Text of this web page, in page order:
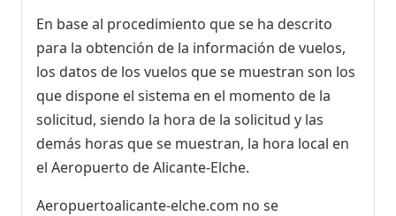
En base al procedimiento que se ha descrito
para la obtención de la información de vuelos,
los datos de los vuelos que se muestran son los
que dispone el sistema en el momento de la
solicitud, siendo la hora de la solicitud y las
demás horas que se muestran, la hora local en
el Aeropuerto de Alicante-Elche.
Aeropuertoalicante-elche.com no se